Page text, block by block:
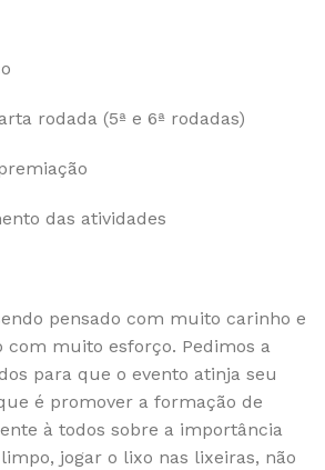
rodada (5ª e 6ª rodadas)
das atividades
pensado com muito carinho e
com muito esforço. Pedimos a
para que o evento atinja seu
é promover a formação de
à todos sobre a importância
jogar o lixo nas lixeiras, não